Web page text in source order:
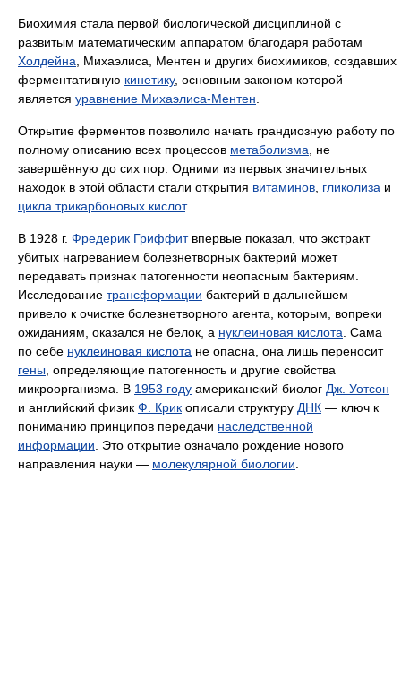
Биохимия стала первой биологической дисциплиной с
развитым математическим аппаратом благодаря работам
Холдейна , Михаэлиса, Ментен и других биохимиков, создавших
ферментативную кинетику, основным законом которой
является уравнение Михаэлиса-Ментен
Открытие ферментов позволило начать грандиозную работу по
полному описанию всех процессов метаболизма , не
завершённую до сих пор. Одними из первых значительных
находок в этой области стали открытия витаминов гликолиза и
цикла трикарбоновых кислот.
В 1928 г. Фредерик Гриффитвпервые показал, что экстракт
убитых нагреванием болезнетворных бактерий может
передавать признак патогенности неопасным бактериям.
Исследование трансформации бактерий в дальнейшем
привело к очистке болезнетворного агента, которым, вопреки
ожиданиям, оказался не белок, а нуклеиновая кислота . Сама
по себе нуклеиновая кислота не опасна, она лишь переносит
гены , определяющие патогенность и другие свойства
микроорганизма. В 1953 году американский биолог Дж. Уотсон
и английский физик Ф. Крик описали структуру ДНК — ключ к
пониманию принципов передачи наследственной
информации . Это открытие означало рождение нового
направления науки — молекулярной биологии